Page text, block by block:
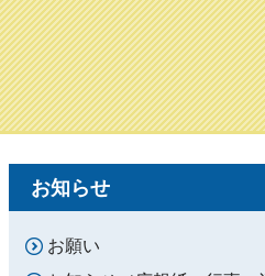
お知らせ
お願い